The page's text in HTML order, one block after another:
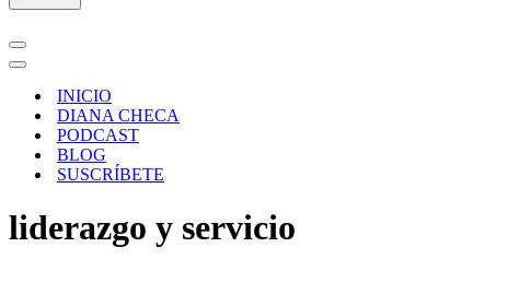
INICIO
DIANA CHECA
PODCAST
BLOG
SUSCRÍBETE
liderazgo y servicio